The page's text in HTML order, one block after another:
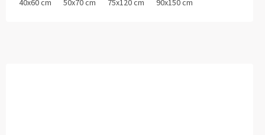
40x60 cm 50x70 cm 75x120 cm 90x150 cm